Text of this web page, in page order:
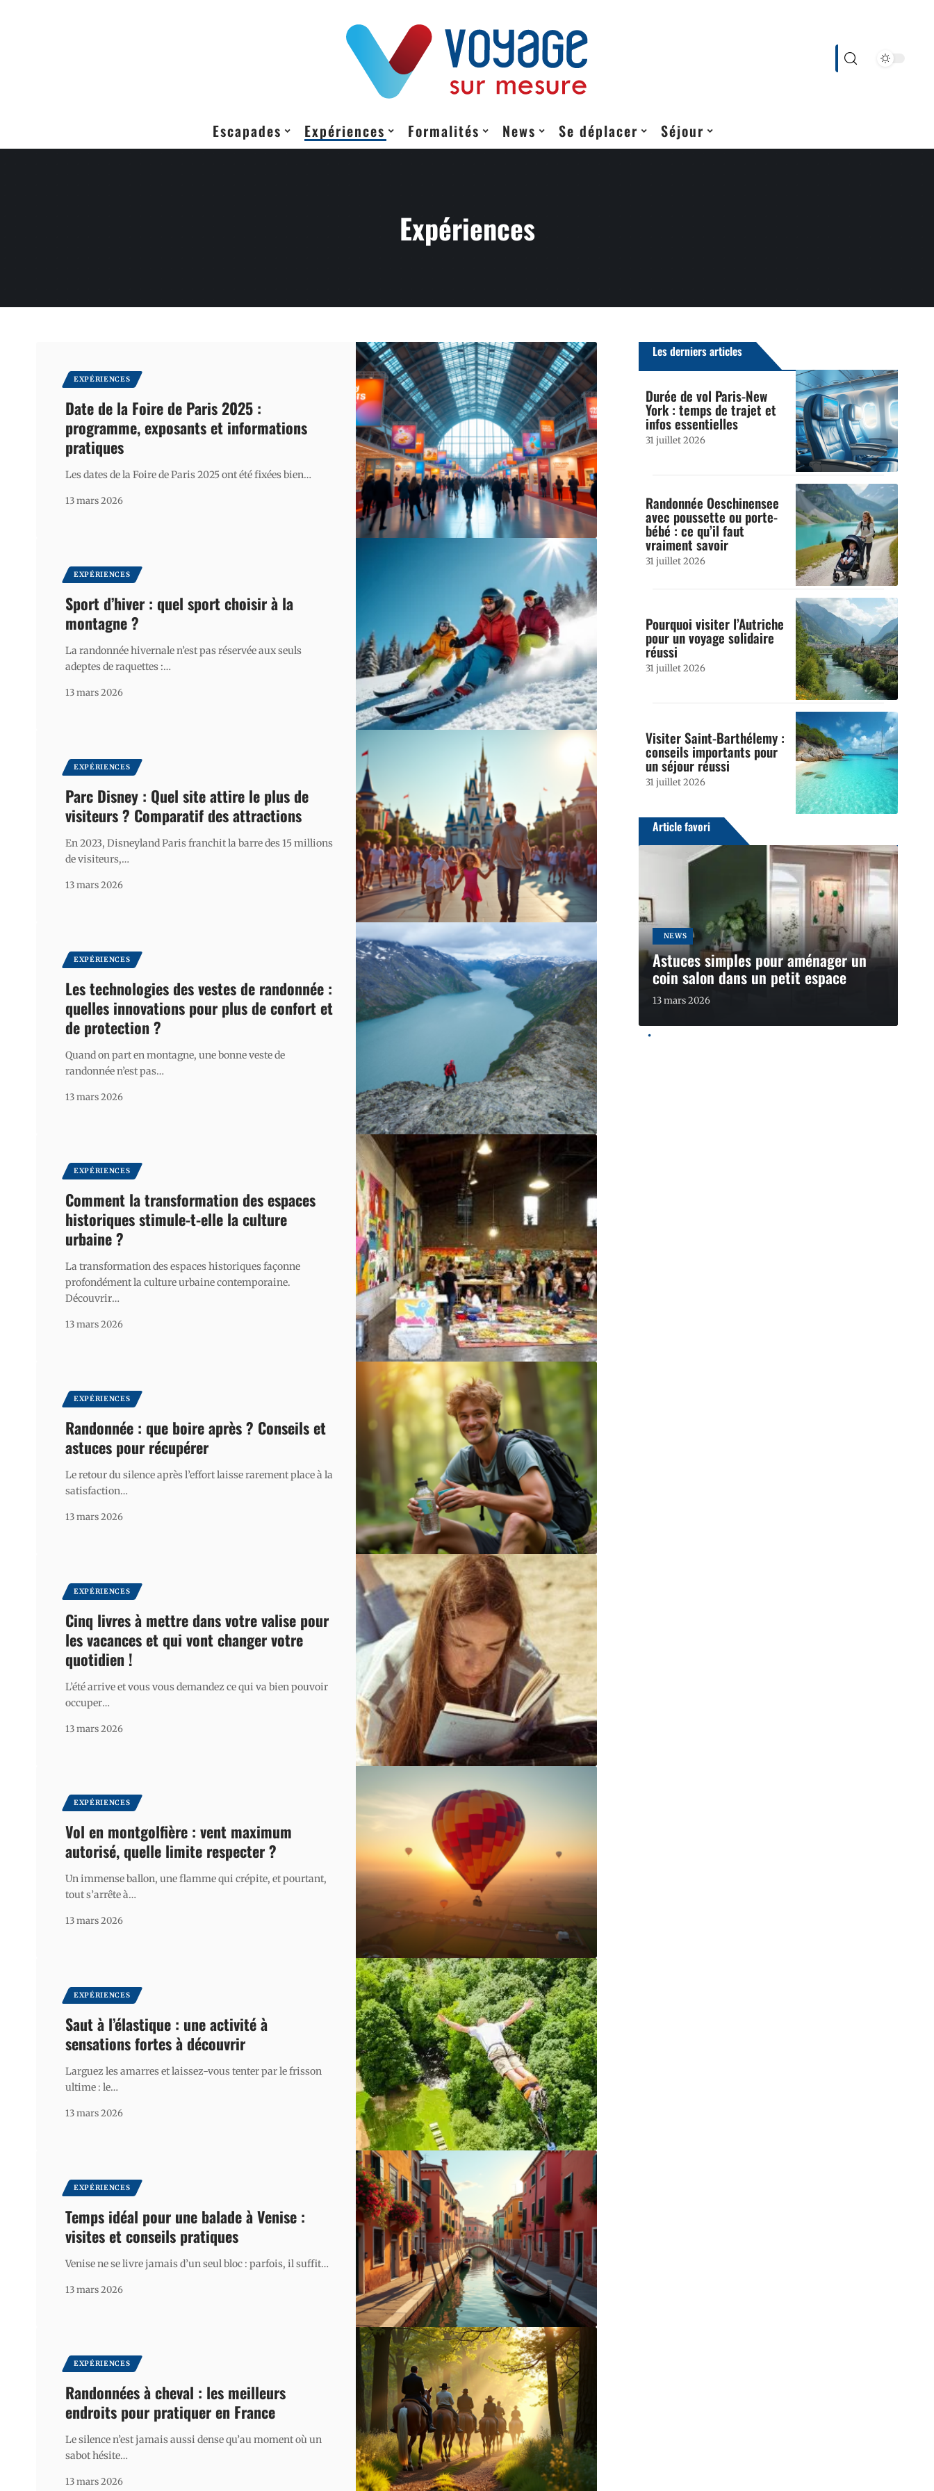
Escapades Expériences Formalités News Se déplacer Séjour
Expériences
EXPÉRIENCES
Date de la Foire de Paris 2025 :
programme, exposants et informations
pratiques
Les dates de la Foire de Paris 2025 ont été fixées bien…
13 mars 2026
EXPÉRIENCES
Sport d’hiver : quel sport choisir à la
montagne ?
La randonnée hivernale n’est pas réservée aux seuls
adeptes de raquettes :…
13 mars 2026
EXPÉRIENCES
Parc Disney : Quel site attire le plus de
visiteurs ? Comparatif des attractions
En 2023, Disneyland Paris franchit la barre des 15 millions
de visiteurs,…
13 mars 2026
EXPÉRIENCES
Les technologies des vestes de randonnée :
quelles innovations pour plus de confort et
de protection ?
Quand on part en montagne, une bonne veste de
randonnée n’est pas…
13 mars 2026
EXPÉRIENCES
Comment la transformation des espaces
historiques stimule-t-elle la culture
urbaine ?
La transformation des espaces historiques façonne
profondément la culture urbaine contemporaine.
Découvrir…
13 mars 2026
EXPÉRIENCES
Randonnée : que boire après ? Conseils et
astuces pour récupérer
Le retour du silence après l’effort laisse rarement place à la
satisfaction…
13 mars 2026
EXPÉRIENCES
Cinq livres à mettre dans votre valise pour
les vacances et qui vont changer votre
quotidien !
L’été arrive et vous vous demandez ce qui va bien pouvoir
occuper…
13 mars 2026
EXPÉRIENCES
Vol en montgolfière : vent maximum
autorisé, quelle limite respecter ?
Un immense ballon, une flamme qui crépite, et pourtant,
tout s’arrête à…
13 mars 2026
EXPÉRIENCES
Saut à l’élastique : une activité à
sensations fortes à découvrir
Larguez les amarres et laissez-vous tenter par le frisson
ultime : le…
13 mars 2026
EXPÉRIENCES
Temps idéal pour une balade à Venise :
visites et conseils pratiques
Venise ne se livre jamais d’un seul bloc : parfois, il suffit…
13 mars 2026
EXPÉRIENCES
Randonnées à cheval : les meilleurs
endroits pour pratiquer en France
Le silence n’est jamais aussi dense qu’au moment où un
sabot hésite…
13 mars 2026
Les derniers articles
Durée de vol Paris-New
York : temps de trajet et
infos essentielles
31 juillet 2026
Randonnée Oeschinensee
avec poussette ou porte-
bébé : ce qu’il faut
vraiment savoir
31 juillet 2026
Pourquoi visiter l’Autriche
pour un voyage solidaire
réussi
31 juillet 2026
Visiter Saint-Barthélemy :
conseils importants pour
un séjour réussi
31 juillet 2026
Article favori
NEWS
Astuces simples pour aménager un
coin salon dans un petit espace
13 mars 2026